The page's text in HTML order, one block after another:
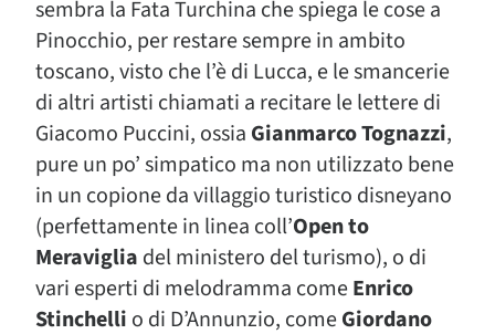
sembra la Fata Turchina che spiega le cose a
Pinocchio, per restare sempre in ambito
toscano, visto che l’è di Lucca, e le smancerie
di altri artisti chiamati a recitare le lettere di
Giacomo Puccini, ossia Gianmarco Tognazzi,
pure un po’ simpatico ma non utilizzato bene
in un copione da villaggio turistico disneyano
(perfettamente in linea coll’Open to
Meraviglia del ministero del turismo), o di
vari esperti di melodramma comeEnrico
Stinchelli o di D’Annunzio, comeGiordano